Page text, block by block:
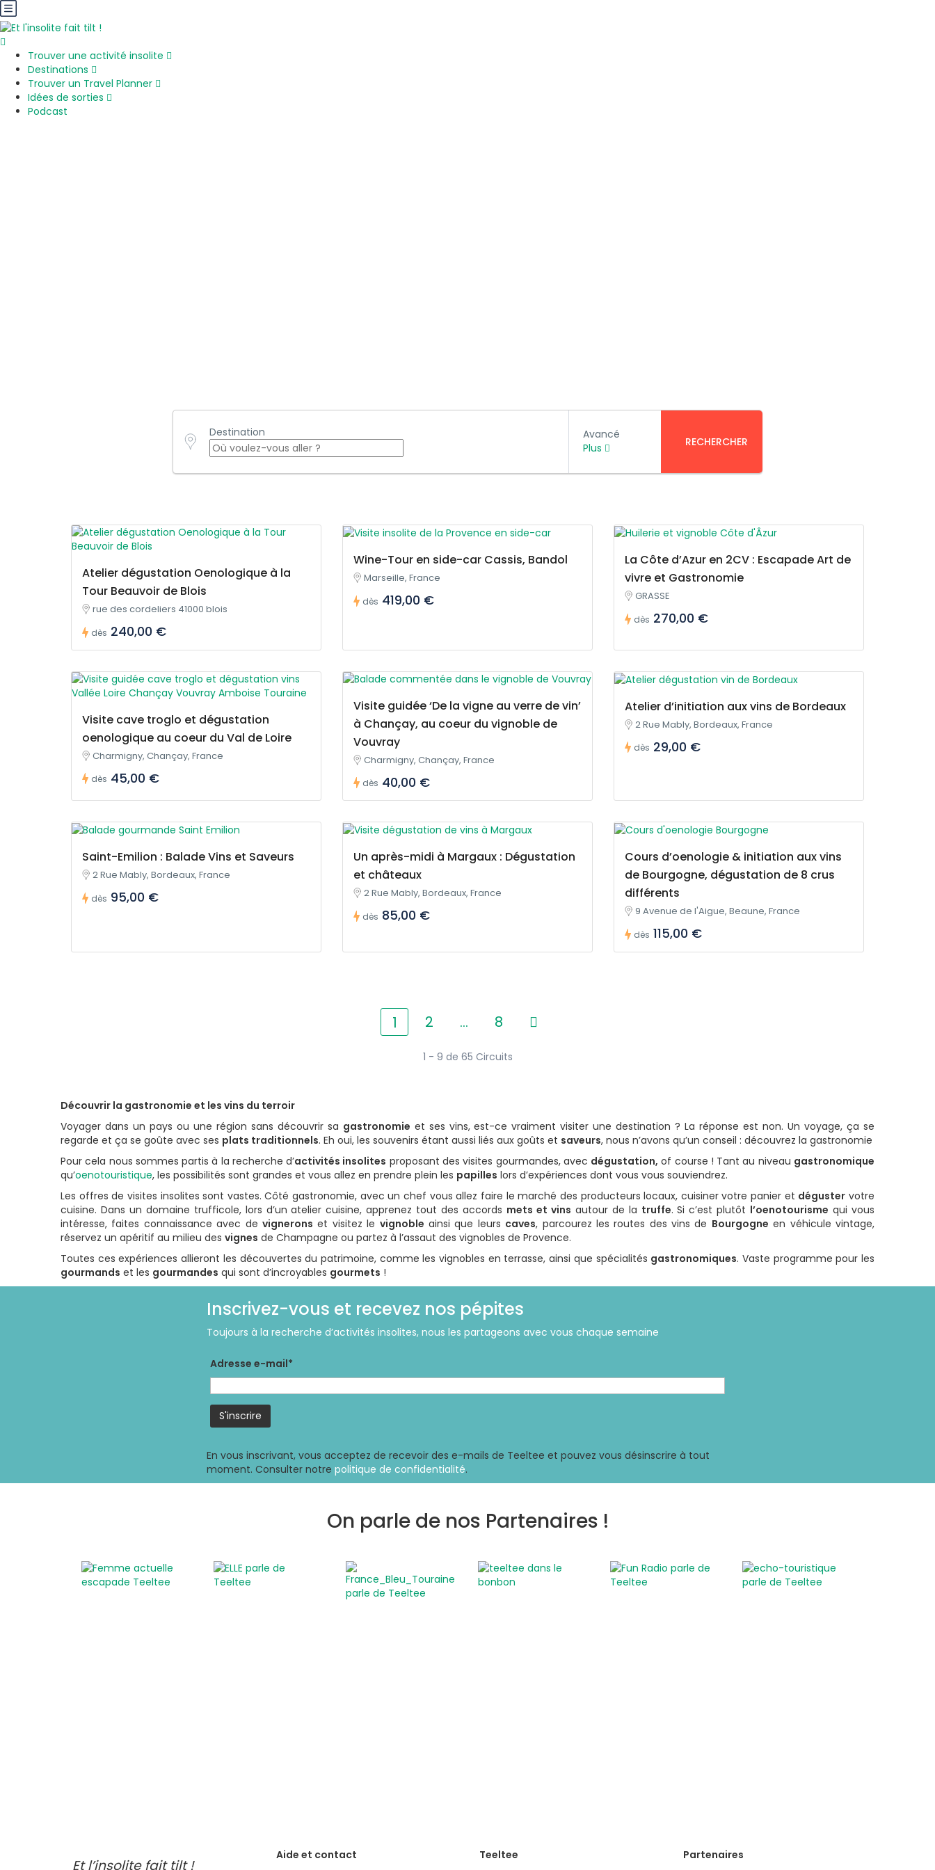
Trouver une activité insolite
Destinations
Trouver un Travel Planner
Idées de sorties
Podcast
Destination
Avancé
Plus
RECHERCHER
Atelier dégustation Oenologique à la
Tour Beauvoir de Blois
rue des cordeliers 41000 blois
dès 240,00 €
Wine-Tour en side-car Cassis, Bandol
Marseille, France
dès 419,00 €
La Côte d’Azur en 2CV : Escapade Art de
vivre et Gastronomie
GRASSE
dès 270,00 €
Visite cave troglo et dégustation
oenologique au coeur du Val de Loire
Charmigny, Chançay, France
dès 45,00 €
Visite guidée ‘De la vigne au verre de vin’
à Chançay, au coeur du vignoble de
Vouvray
Charmigny, Chançay, France
dès 40,00 €
Atelier d’initiation aux vins de Bordeaux
2 Rue Mably, Bordeaux, France
dès 29,00 €
Saint-Emilion : Balade Vins et Saveurs
2 Rue Mably, Bordeaux, France
dès 95,00 €
Un après-midi à Margaux : Dégustation
et châteaux
2 Rue Mably, Bordeaux, France
dès 85,00 €
Cours d’oenologie & initiation aux vins
de Bourgogne, dégustation de 8 crus
différents
9 Avenue de l'Aigue, Beaune, France
dès 115,00 €
1 2 … 8
1 - 9 de 65 Circuits
Découvrir la gastronomie et les vins du terroir
Voyager dans un pays ou une région sans découvrir sa gastronomie et ses vins, est-ce vraiment visiter une destination ? La réponse est non. Un voyage, ça se
regarde et ça se goûte avec ses plats traditionnels. Eh oui, les souvenirs étant aussi liés aux goûts et saveurs, nous n’avons qu’un conseil : découvrez la gastronomie
Pour cela nous sommes partis à la recherche d’activités insolites proposant des visites gourmandes, avec dégustation, of course ! Tant au niveau gastronomique
qu’oenotouristique, les possibilités sont grandes et vous allez en prendre plein les papilles lors d’expériences dont vous vous souviendrez.
Les offres de visites insolites sont vastes. Côté gastronomie, avec un chef vous allez faire le marché des producteurs locaux, cuisiner votre panier et déguster votre
cuisine. Dans un domaine trufficole, lors d’un atelier cuisine, apprenez tout des accords mets et vins autour de la truffe. Si c’est plutôt l’oenotourisme qui vous
intéresse, faites connaissance avec de vignerons et visitez le vignoble ainsi que leurs caves, parcourez les routes des vins de Bourgogne en véhicule vintage,
réservez un apéritif au milieu des vignes de Champagne ou partez à l’assaut des vignobles de Provence.
Toutes ces expériences allieront les découvertes du patrimoine, comme les vignobles en terrasse, ainsi que spécialités gastronomiques. Vaste programme pour les
gourmands et les gourmandes qui sont d’incroyables gourmets !
Inscrivez-vous et recevez nos pépites
Toujours à la recherche d’activités insolites, nous les partageons avec vous chaque semaine
Adresse e-mail*
En vous inscrivant, vous acceptez de recevoir des e-mails de Teeltee et pouvez vous désinscrire à tout
moment. Consulter notre politique de confidentialité.
On parle de nos Partenaires !
Et l’insolite fait tilt !
Aide et contact Teeltee Partenaires